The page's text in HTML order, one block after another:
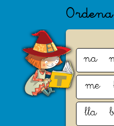
na
me
lla